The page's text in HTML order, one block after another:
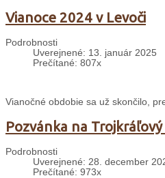
Vianoce 2024 v Levoči
Podrobnosti
Uverejnené: 13. január 2025
Prečítané: 807x
Vianočné obdobie sa už skončilo,
Pozvánka na
Podrobnosti
Uverejnené: 28. december
Prečítané: 973x